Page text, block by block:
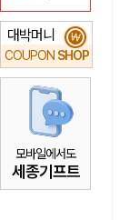
대박머니
COUPON SHOP
₩
모바일에서도
세종기프트